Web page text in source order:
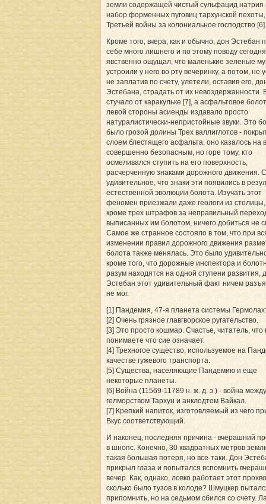
земли содержащей чистый сульфацид натрия
набор форменных пуговиц тархунской
Третьей войны за колониальное господство [6].
Кроме того, вчера, как и обычно, дон Эстебан
себе много лишнего и по этому поводу
явственно ощущал, что маленькие зеленые
устроили у него во рту вечеринку, а потом, не
не заплатив по счету, улетели, оставив его,
Эстебана, страдать от их невоздержанности.
стучало от каракульке [7], а асфальтовое
левой стороны асиенды издавало просто
натуралистически-непристойные звуки. Это
было грозой долины Трех валлиглотов -
слоем блестящего асфальта, оно казалось на
совершенно безопасным, но горе тому, кто
осмеливался ступить на его поверхность,
расчерченную знаками дорожного движения.
удивительное, что знаки эти появились в
естественной эволюции болота. Изучать этот
феномен приезжали даже геологи из
кроме трех штрафов за неправильный
выписанных им болотом, ничего добиться не
Самое же странное состояло в том, что при
изменении правил дорожного движения
болота также менялась. Это было
кроме того, что дорожные инспектора и
разум находятся на одной ступени развития,
Эстебан этот удивительный факт ничем
не мог.
[1] Пандемия, 47-я планета системы
[2] Очень грязное главгворское ругательство.
[3] Это просто кошмар. Счастье, читатель, что
понимаете что сие означает.
[4] Трехногое существо, используемое на
качестве гужевого транспорта.
[5] Существа, населяющие Пандемию и еще
некоторые планеты.
[6] Война (11569-11789 н. ж. д. э.) - война между
гелморством Тархун и анклодтом Вайкал.
[7] Крепкий напиток, изготовляемый из чего
Вкус соответствующий.
И наконец, последняя причина - вчерашний
в шнопс. Конечно, 30 квадратных метров
такая большая потеря, но все-таки. Дон
прикрыл глаза и попытался вспомнить
вечер. Как, однако, ловко работает этот
сколько было тузов в колоде? Шмуцкер
припомнить, но на седьмом сбился со счету.